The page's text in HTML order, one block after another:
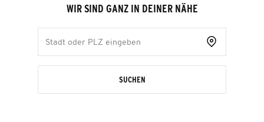
WIR SIND GANZ IN DEINER NÄHE
SUCHEN